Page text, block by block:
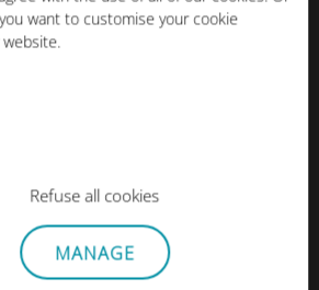
want to customise your cookie
Refuse all cookies
MANAGE